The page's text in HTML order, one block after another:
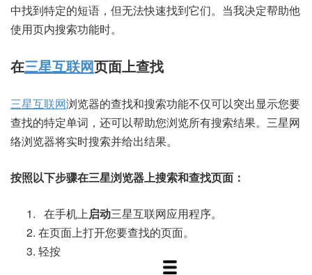
中找到特定的短语，但无法快速找到它们。当我决定帮助他
使用页内搜索功能时。
在三星互联网页面上查找
三星互联网浏览器的查找和搜索功能不仅可以突出显示您要
查找的特定单词，还可以帮助您浏览所有搜索结果。三星网
络浏览器将实时搜索并给出结果。
按照以下步骤在三星浏览器上搜索和查找页面：
在手机上启动三星互联网应用程序。
在页面上打开您要查找的页面。
轻按